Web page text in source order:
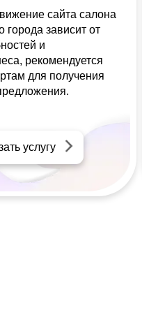
сайта салона
города зависит от
и
рекомендуется
для получения
услугу